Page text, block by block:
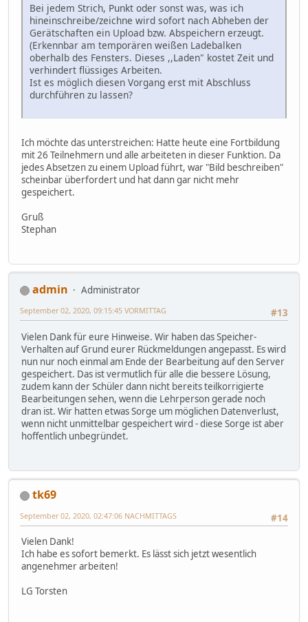
Bei jedem Strich, Punkt oder sonst was, was ich
hineinschreibe/zeichne wird sofort nach Abheben der
Gerätschaften ein Upload bzw. Abspeichern erzeugt.
(Erkennbar am temporären weißen Ladebalken
oberhalb des Fensters. Dieses ,,Laden" kostet Zeit und
verhindert flüssiges Arbeiten.
Ist es möglich diesen Vorgang erst mit Abschluss
durchführen zu lassen?
Ich möchte das unterstreichen: Hatte heute eine Fortbildung
mit 26 Teilnehmern und alle arbeiteten in dieser Funktion. Da
jedes Absetzen zu einem Upload führt, war "Bild beschreiben"
scheinbar überfordert und hat dann gar nicht mehr
gespeichert.
Gruß
Stephan
admin
Administrator
#13
September 02, 2020, 09:15:45 VORMITTAG
Vielen Dank für eure Hinweise. Wir haben das Speicher-
Verhalten auf Grund eurer Rückmeldungen angepasst. Es wird
nun nur noch einmal am Ende der Bearbeitung auf den Server
gespeichert. Das ist vermutlich für alle die bessere Lösung,
zudem kann der Schüler dann nicht bereits teilkorrigierte
Bearbeitungen sehen, wenn die Lehrperson gerade noch
dran ist. Wir hatten etwas Sorge um möglichen Datenverlust,
wenn nicht unmittelbar gespeichert wird - diese Sorge ist aber
hoffentlich unbegründet.
tk69
#14
September 02, 2020, 02:47:06 NACHMITTAGS
Vielen Dank!
Ich habe es sofort bemerkt. Es lässt sich jetzt wesentlich
angenehmer arbeiten!
LG Torsten